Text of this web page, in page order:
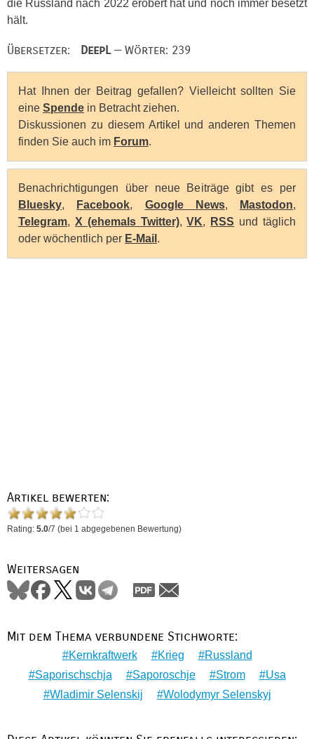
die Russland nach 2022 erobert hat und noch immer besetzt
hält.
Übersetzer: DeepL— Wörter: 239
Hat Ihnen der Beitrag gefallen? Vielleicht sollten Sie
eine Spende in Betracht ziehen.
Diskussionen zu diesem Artikel und anderen Themen
finden Sie auch im Forum.
Benachrichtigungen über neue Beiträge gibt es per
Bluesky, Facebook, Google News, Mastodon,
Telegram, X (ehemals Twitter),VK, RSS und täglich
oder wöchentlich per E-Mail .
Artikel bewerten:
Rating: 5.0/7 (bei 1 abgegebenen Bewertung)
Weitersagen
Mit dem Thema verbundene Stichworte:
Kernkraftwerk Krieg
Russland
Saporischschja
Saporoschje Strom
Usa
Wladimir Selenskij
Wolodymyr Selenskyj